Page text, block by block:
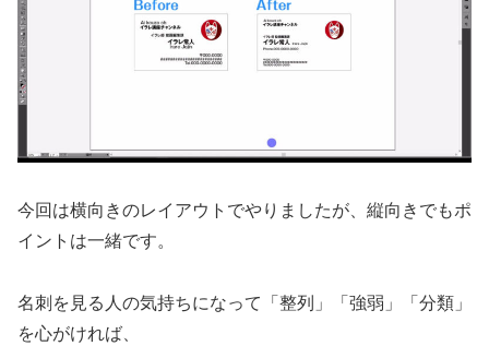
今回は横向きのレイアウトでやりましたが、縦向きでもポ
イントは一緒です。
名刺を見る人の気持ちになって「整列」「強弱」「分類」
を心がければ、